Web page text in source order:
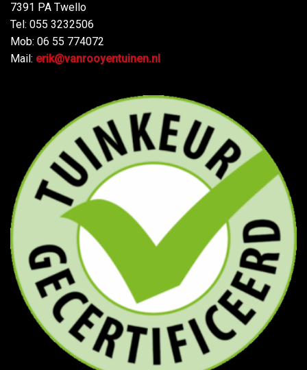
7391 PA Twello
Tel: 055 3232506
Mob: 06 55 774072
Mail: erik@vanrooyentuinen.nl